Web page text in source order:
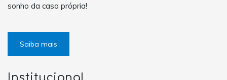
sonho da casa própria!
Saiba mais